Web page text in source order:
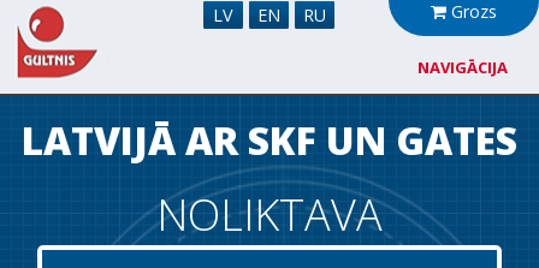
Grozs
LV EN RU
NAVIGĀCIJA
Par mums
LATVIJĀ AR SKF UN GATES
NOLIKTAVA